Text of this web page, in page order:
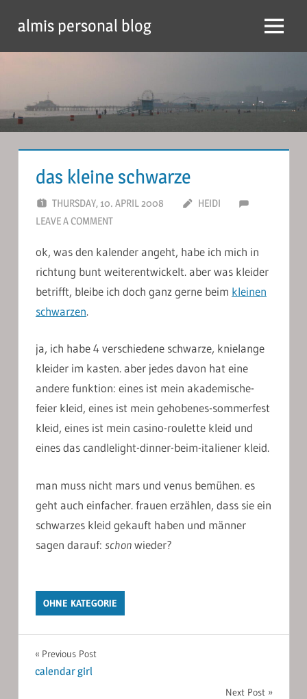
content
almis personal blog Menu
das kleine schwarze
THURSDAY, 10. APRIL 2008
HEIDI
LEAVE A COMMENT
ok, was den kalender angeht, habe ich mich in
richtung bunt weiterentwickelt. aber was kleider
betrifft, bleibe ich doch ganz gerne beim kleinen
schwarzen.
ja, ich habe 4 verschiedene schwarze, knielange
kleider im kasten. aber jedes davon hat eine
andere funktion: eines ist mein akademische-
feier kleid, eines ist mein gehobenes-sommerfest
kleid, eines ist mein casino-roulette kleid und
eines das candlelight-dinner-beim-italiener kleid.
man muss nicht mars und venus bemühen. es
geht auch einfacher. frauen erzählen, dass sie ein
schwarzes kleid gekauft haben und männer
sagen darauf: schonwieder?
OHNE KATEGORIE
Post
navigation
Previous Post
calendar girl
Next Post